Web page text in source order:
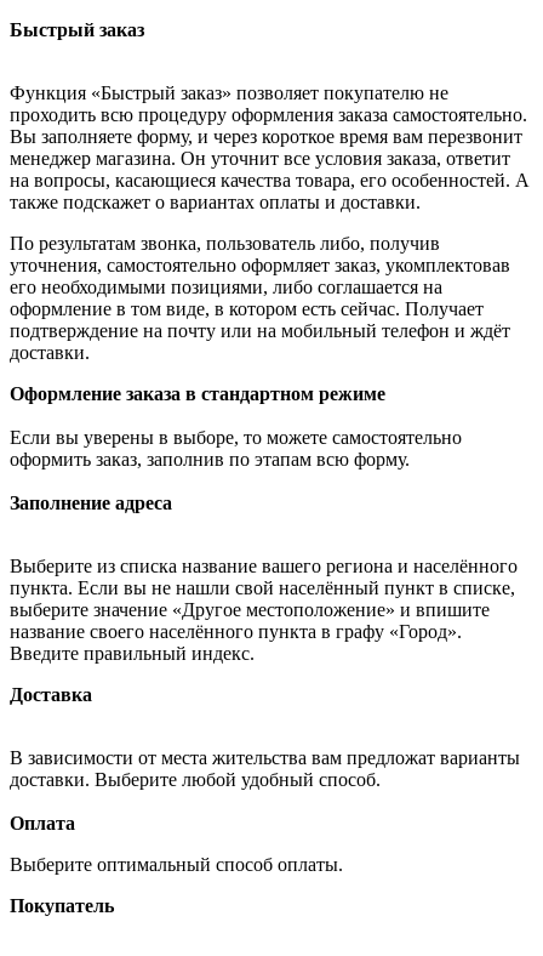
Быстрый заказ
Функция «Быстрый заказ» позволяет покупателю не
проходить всю процедуру оформления заказа самостоятельно.
Вы заполняете форму, и через короткое время вам перезвонит
менеджер магазина. Он уточнит все условия заказа, ответит
на вопросы, касающиеся качества товара, его особенностей. А
также подскажет о вариантах оплаты и доставки.
По результатам звонка, пользователь либо, получив
уточнения, самостоятельно оформляет заказ, укомплектовав
его необходимыми позициями, либо соглашается на
оформление в том виде, в котором есть сейчас. Получает
подтверждение на почту или на мобильный телефон и ждёт
доставки.
Оформление заказа в стандартном режиме
Если вы уверены в выборе, то можете самостоятельно
оформить заказ, заполнив по этапам всю форму.
Заполнение адреса
Выберите из списка название вашего региона и населённого
пункта. Если вы не нашли свой населённый пункт в списке,
выберите значение «Другое местоположение» и впишите
название своего населённого пункта в графу «Город».
Введите правильный индекс.
Доставка
В зависимости от места жительства вам предложат варианты
доставки. Выберите любой удобный способ.
Оплата
Выберите оптимальный способ оплаты.
Покупатель